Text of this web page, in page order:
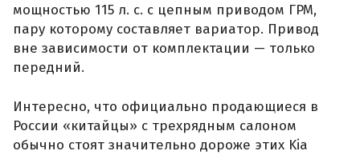
мощностью 115 л. с. с цепным приводом ГРМ,
пару которому составляет вариатор. Привод
вне зависимости от комплектации — только
передний.
Интересно, что официально продающиеся в
России «китайцы» с трехрядным салоном
обычно стоят значительно дороже этих Kia